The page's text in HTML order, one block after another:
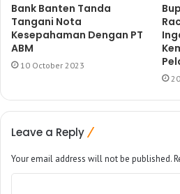
Bank Banten Tanda
Tangani Nota
Kesepahaman Dengan PT
ABM
10 October 2023
Leave a Reply
Your email address will not be published.